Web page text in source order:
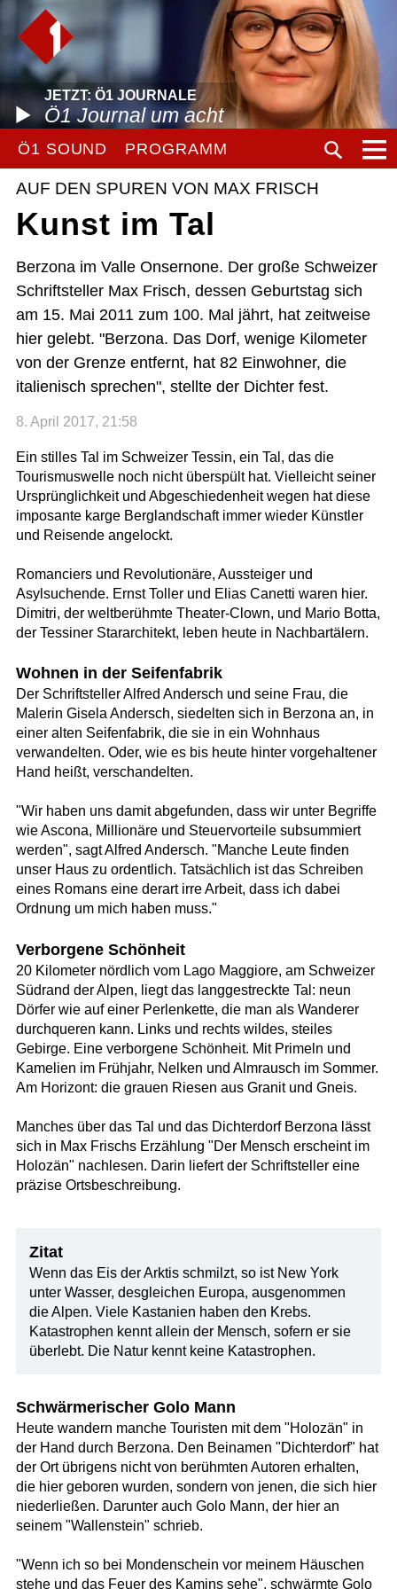
JETZT: Ö1 JOURNALE
Ö1 Journal um acht
Ö1 SOUND PROGRAMM
AUF DEN SPUREN VON MAX FRISCH
Kunst im Tal
Berzona im Valle Onsernone. Der große Schweizer
Schriftsteller Max Frisch, dessen Geburtstag sich
am 15. Mai 2011 zum 100. Mal jährt, hat zeitweise
hier gelebt. "Berzona. Das Dorf, wenige Kilometer
von der Grenze entfernt, hat 82 Einwohner, die
italienisch sprechen", stellte der Dichter fest.
8. April 2017, 21:58
Ein stilles Tal im Schweizer Tessin, ein Tal, das die
Tourismuswelle noch nicht überspült hat. Vielleicht seiner
Ursprünglichkeit und Abgeschiedenheit wegen hat diese
imposante karge Berglandschaft immer wieder Künstler
und Reisende angelockt.
Romanciers und Revolutionäre, Aussteiger und
Asylsuchende. Ernst Toller und Elias Canetti waren hier.
Dimitri, der weltberühmte Theater-Clown, und Mario Botta,
der Tessiner Stararchitekt, leben heute in Nachbartälern.
Wohnen in der Seifenfabrik
Der Schriftsteller Alfred Andersch und seine Frau, die
Malerin Gisela Andersch, siedelten sich in Berzona an, in
einer alten Seifenfabrik, die sie in ein Wohnhaus
verwandelten. Oder, wie es bis heute hinter vorgehaltener
Hand heißt, verschandelten.
"Wir haben uns damit abgefunden, dass wir unter Begriffe
wie Ascona, Millionäre und Steuervorteile subsummiert
werden", sagt Alfred Andersch. "Manche Leute finden
unser Haus zu ordentlich. Tatsächlich ist das Schreiben
eines Romans eine derart irre Arbeit, dass ich dabei
Ordnung um mich haben muss."
Verborgene Schönheit
20 Kilometer nördlich vom Lago Maggiore, am Schweizer
Südrand der Alpen, liegt das langgestreckte Tal: neun
Dörfer wie auf einer Perlenkette, die man als Wanderer
durchqueren kann. Links und rechts wildes, steiles
Gebirge. Eine verborgene Schönheit. Mit Primeln und
Kamelien im Frühjahr, Nelken und Almrausch im Sommer.
Am Horizont: die grauen Riesen aus Granit und Gneis.
Manches über das Tal und das Dichterdorf Berzona lässt
sich in Max Frischs Erzählung "Der Mensch erscheint im
Holozän" nachlesen. Darin liefert der Schriftsteller eine
präzise Ortsbeschreibung.
Zitat
Wenn das Eis der Arktis schmilzt, so ist New York
unter Wasser, desgleichen Europa, ausgenommen
die Alpen. Viele Kastanien haben den Krebs.
Katastrophen kennt allein der Mensch, sofern er sie
überlebt. Die Natur kennt keine Katastrophen.
Schwärmerischer Golo Mann
Heute wandern manche Touristen mit dem "Holozän" in
der Hand durch Berzona. Den Beinamen "Dichterdorf" hat
der Ort übrigens nicht von berühmten Autoren erhalten,
die hier geboren wurden, sondern von jenen, die sich hier
niederließen. Darunter auch Golo Mann, der hier an
seinem "Wallenstein" schrieb.
"Wenn ich so bei Mondenschein vor meinem Häuschen
stehe und das Feuer des Kamins sehe", schwärmte Golo